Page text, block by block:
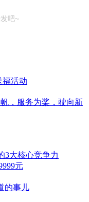
吧~
福活动
，服务为桨，驶向新
3大核心竞争力
元
的事儿